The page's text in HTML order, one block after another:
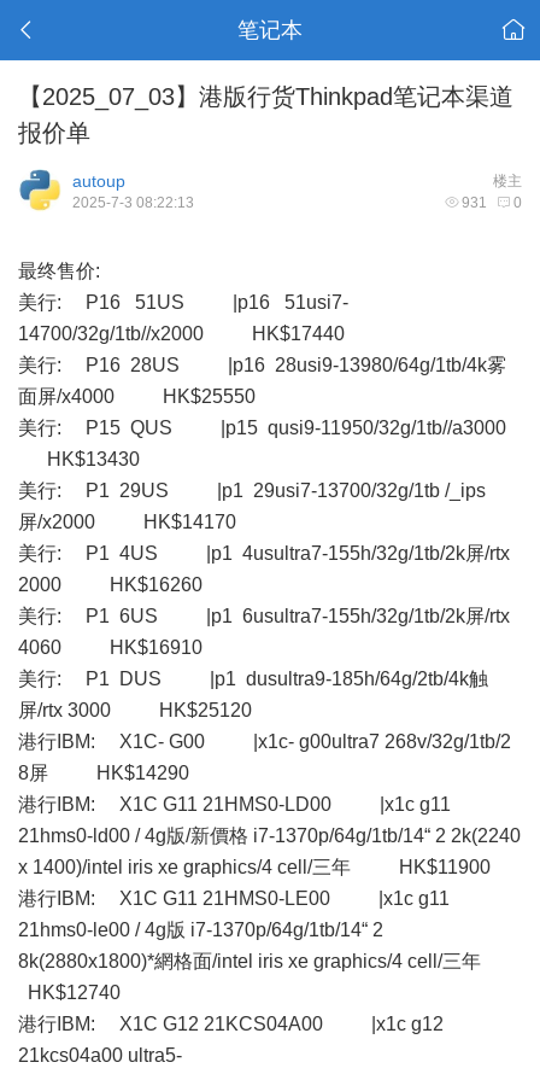
笔记本
【2025_07_03】港版行货Thinkpad笔记本渠道
报价单
楼主
autoup
931 0
2025-7-3 08:22:13
最终售价:
美行: P16 51US |p16 51usi7-
14700/32g/1tb//x2000 HK$17440
美行: P16 28US |p16 28usi9-13980/64g/1tb/4k雾
面屏/x4000 HK$25550
美行: P15 QUS |p15 qusi9-11950/32g/1tb//a3000
HK$13430
美行: P1 29US |p1 29usi7-13700/32g/1tb /_ips
屏/x2000 HK$14170
美行: P1 4US |p1 4usultra7-155h/32g/1tb/2k屏/rtx
2000 HK$16260
美行: P1 6US |p1 6usultra7-155h/32g/1tb/2k屏/rtx
4060 HK$16910
美行: P1 DUS |p1 dusultra9-185h/64g/2tb/4k触
屏/rtx 3000 HK$25120
港行IBM: X1C- G00 |x1c- g00ultra7 268v/32g/1tb/2
8屏 HK$14290
港行IBM: X1C G11 21HMS0-LD00 |x1c g11
21hms0-ld00 / 4g版/新價格 i7-1370p/64g/1tb/14“ 2 2k(2240
x 1400)/intel iris xe graphics/4 cell/三年 HK$11900
港行IBM: X1C G11 21HMS0-LE00 |x1c g11
21hms0-le00 / 4g版 i7-1370p/64g/1tb/14“ 2
8k(2880x1800)*網格面/intel iris xe graphics/4 cell/三年
HK$12740
港行IBM: X1C G12 21KCS04A00 |x1c g12
21kcs04a00 ultra5-